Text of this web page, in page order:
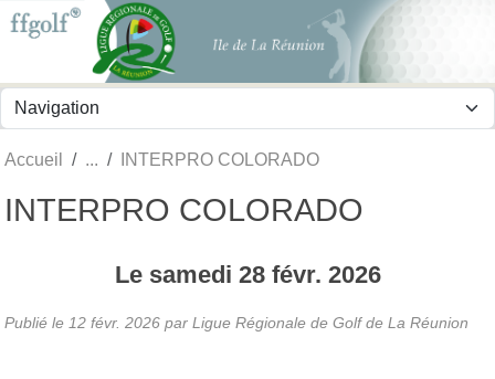
Accueil INTERPRO COLORADO
INTERPRO COLORADO
Le samedi 28 févr. 2026
Publié le 12 févr. 2026 par Ligue Régionale de Golf de La Réunion
Panneau de gestion des cookies